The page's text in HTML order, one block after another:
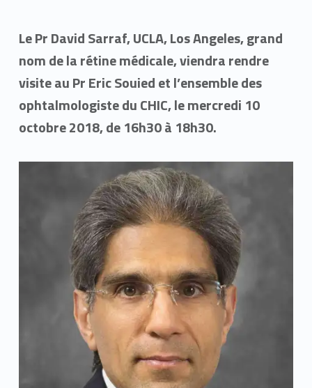
Le Pr David Sarraf, UCLA, Los Angeles, grand
nom de la rétine médicale, viendra rendre
visite au Pr Eric Souied et l’ensemble des
ophtalmologiste du CHIC, le mercredi 10
octobre 2018, de 16h30 à 18h30.